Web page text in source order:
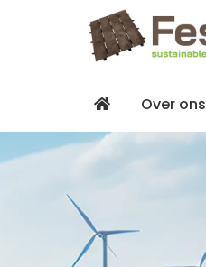
Over ons